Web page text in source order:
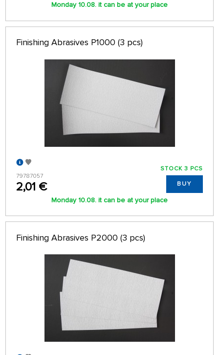
Monday 10.08. it can be at your place
Finishing Abrasives P1000 (3 pcs)
79787057
2,01 €
STOCK 3 PCS
BUY
Monday 10.08. it can be at your place
Finishing Abrasives P2000 (3 pcs)